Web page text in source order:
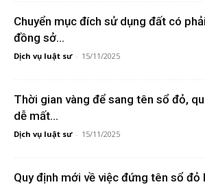
Chuyển mục đích sử dụng đất có
đồng sở...
Dịch vụ luật sư - 15/11/2025
Thời gian vàng để sang tên sổ đỏ,
dễ mất...
Dịch vụ luật sư - 15/11/2025
Quy định mới về việc đứng tên sổ đỏ